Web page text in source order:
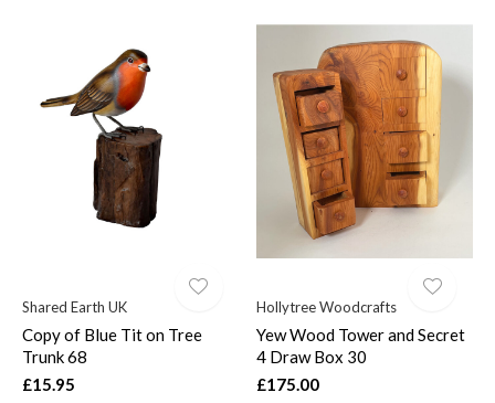
Shared Earth UK
Copy of Blue Tit on Tree
Trunk 68
£15.95
Hollytree Woodcrafts
Yew Wood Tower and Secret
4 Draw Box 30
£175.00